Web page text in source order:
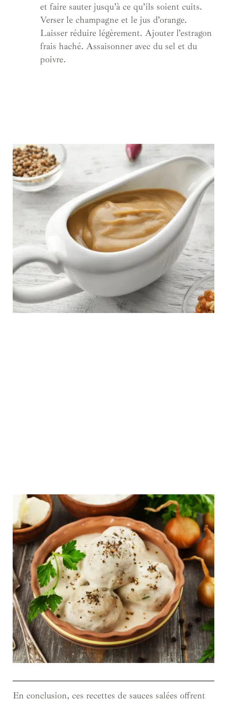
et faire sauter jusqu’à ce qu’ils soient cuits.
Verser le champagne et le jus d’orange.
Laisser réduire légèrement. Ajouter l’estragon
frais haché. Assaisonner avec du sel et du
poivre.
En conclusion, ces recettes de sauces salées offrent